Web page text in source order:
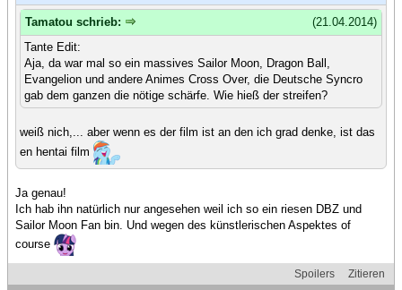
(21.04.2014)
Tamatou schrieb:
Tante Edit:
Aja, da war mal so ein massives Sailor Moon, Dragon Ball,
Evangelion und andere Animes Cross Over, die Deutsche Syncro
gab dem ganzen die nötige schärfe. Wie hieß der streifen?
weiß nich,... aber wenn es der film ist an den ich grad denke, ist das
en hentai film
Ja genau!
Ich hab ihn natürlich nur angesehen weil ich so ein riesen DBZ und
Sailor Moon Fan bin. Und wegen des künstlerischen Aspektes of
course
Spoilers
Zitieren